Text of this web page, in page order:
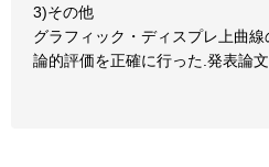
3)その他
グラフィック・ディスプレ上曲
論的評価を正確に行った.発表論